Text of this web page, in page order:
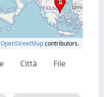
OpenStreetMapcontributors.
Città
File